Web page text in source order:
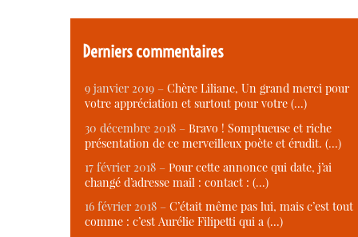
Derniers commentaires
9 janvier 2019 – Chère Liliane, Un grand merci pour
votre appréciation et surtout pour votre (…)
30 décembre 2018 – Bravo ! Somptueuse et riche
présentation de ce merveilleux poète et érudit. (…)
17 février 2018 – Pour cette annonce qui date, j’ai
changé d’adresse mail : contact : (…)
16 février 2018 – C’était même pas lui, mais c’est tout
comme : c’est Aurélie Filipetti qui a (…)